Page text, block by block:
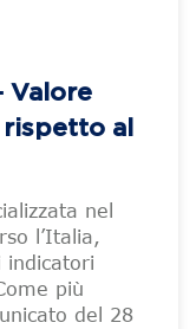
Valore
al
nel
l’Italia,
indicatori
più
del 28